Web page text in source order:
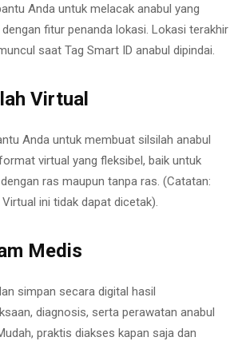
Anda untuk melacak anabul yang
dengan fitur penanda lokasi. Lokasi terakhir
saat Tag Smart ID anabul dipindai.
Virtual
Anda untuk membuat silsilah anabul
virtual yang fleksibel, baik untuk
ras maupun tanpa ras. (Catatan:
Virtual ini tidak dapat dicetak).
Medis
simpan secara digital hasil
diagnosis, serta perawatan anabul
praktis diakses kapan saja dan